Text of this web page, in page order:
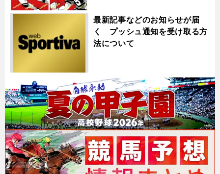
最新記事などのお知らせが届
く プッシュ通知を受け取る方
法について